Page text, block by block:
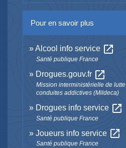
Pour en savoir plus
Alcool info service open_in_new
Santé publique France
Drogues.gouv.fropen_in_new
Mission interministérielle de
conduites addictives (Mildeca)
Drogues info service open_in_new
Santé publique France
Joueurs info serviceopen_in_new
Santé publique France